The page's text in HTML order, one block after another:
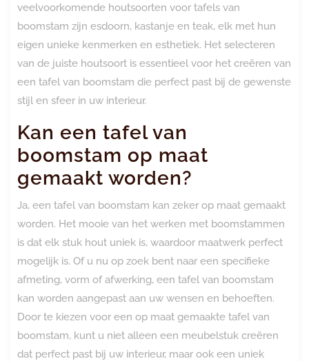
veelvoorkomende houtsoorten voor tafels van
boomstam zijn esdoorn, kastanje en teak, elk met hun
eigen unieke kenmerken en esthetiek. Het selecteren
van de juiste houtsoort is essentieel voor het creëren van
een tafel van boomstam die perfect past bij de gewenste
stijl en sfeer in uw interieur.
Kan een tafel van
boomstam op maat
gemaakt worden?
Ja, een tafel van boomstam kan zeker op maat gemaakt
worden. Het mooie van het werken met boomstammen
is dat elk stuk hout uniek is, waardoor maatwerk perfect
mogelijk is. Of u nu op zoek bent naar een specifieke
afmeting, vorm of afwerking, een tafel van boomstam
kan worden aangepast aan uw wensen en behoeften.
Door te kiezen voor een op maat gemaakte tafel van
boomstam, kunt u niet alleen een meubelstuk creëren
dat perfect past bij uw interieur, maar ook een uniek